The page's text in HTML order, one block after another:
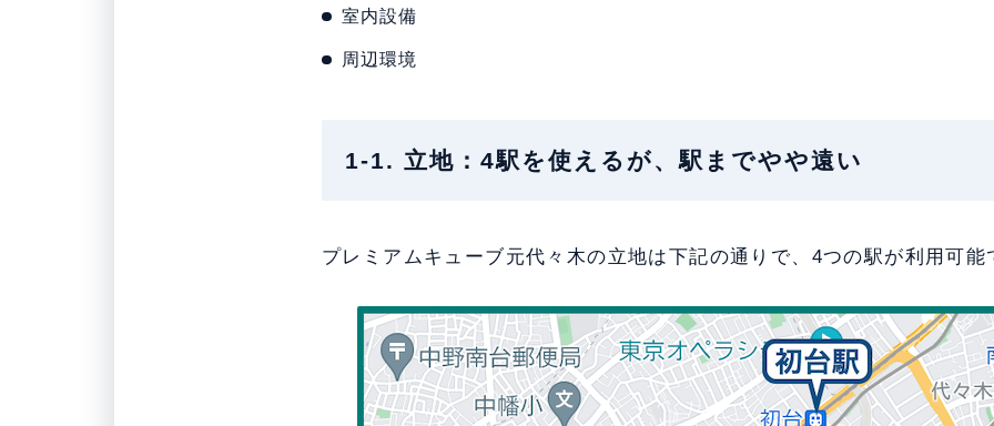
室内設備
周辺環境
1-1. 立地：4駅を使えるが、駅までやや遠い
プレミアムキューブ元代々木の立地は下記の通りで、4つの駅が利用可能